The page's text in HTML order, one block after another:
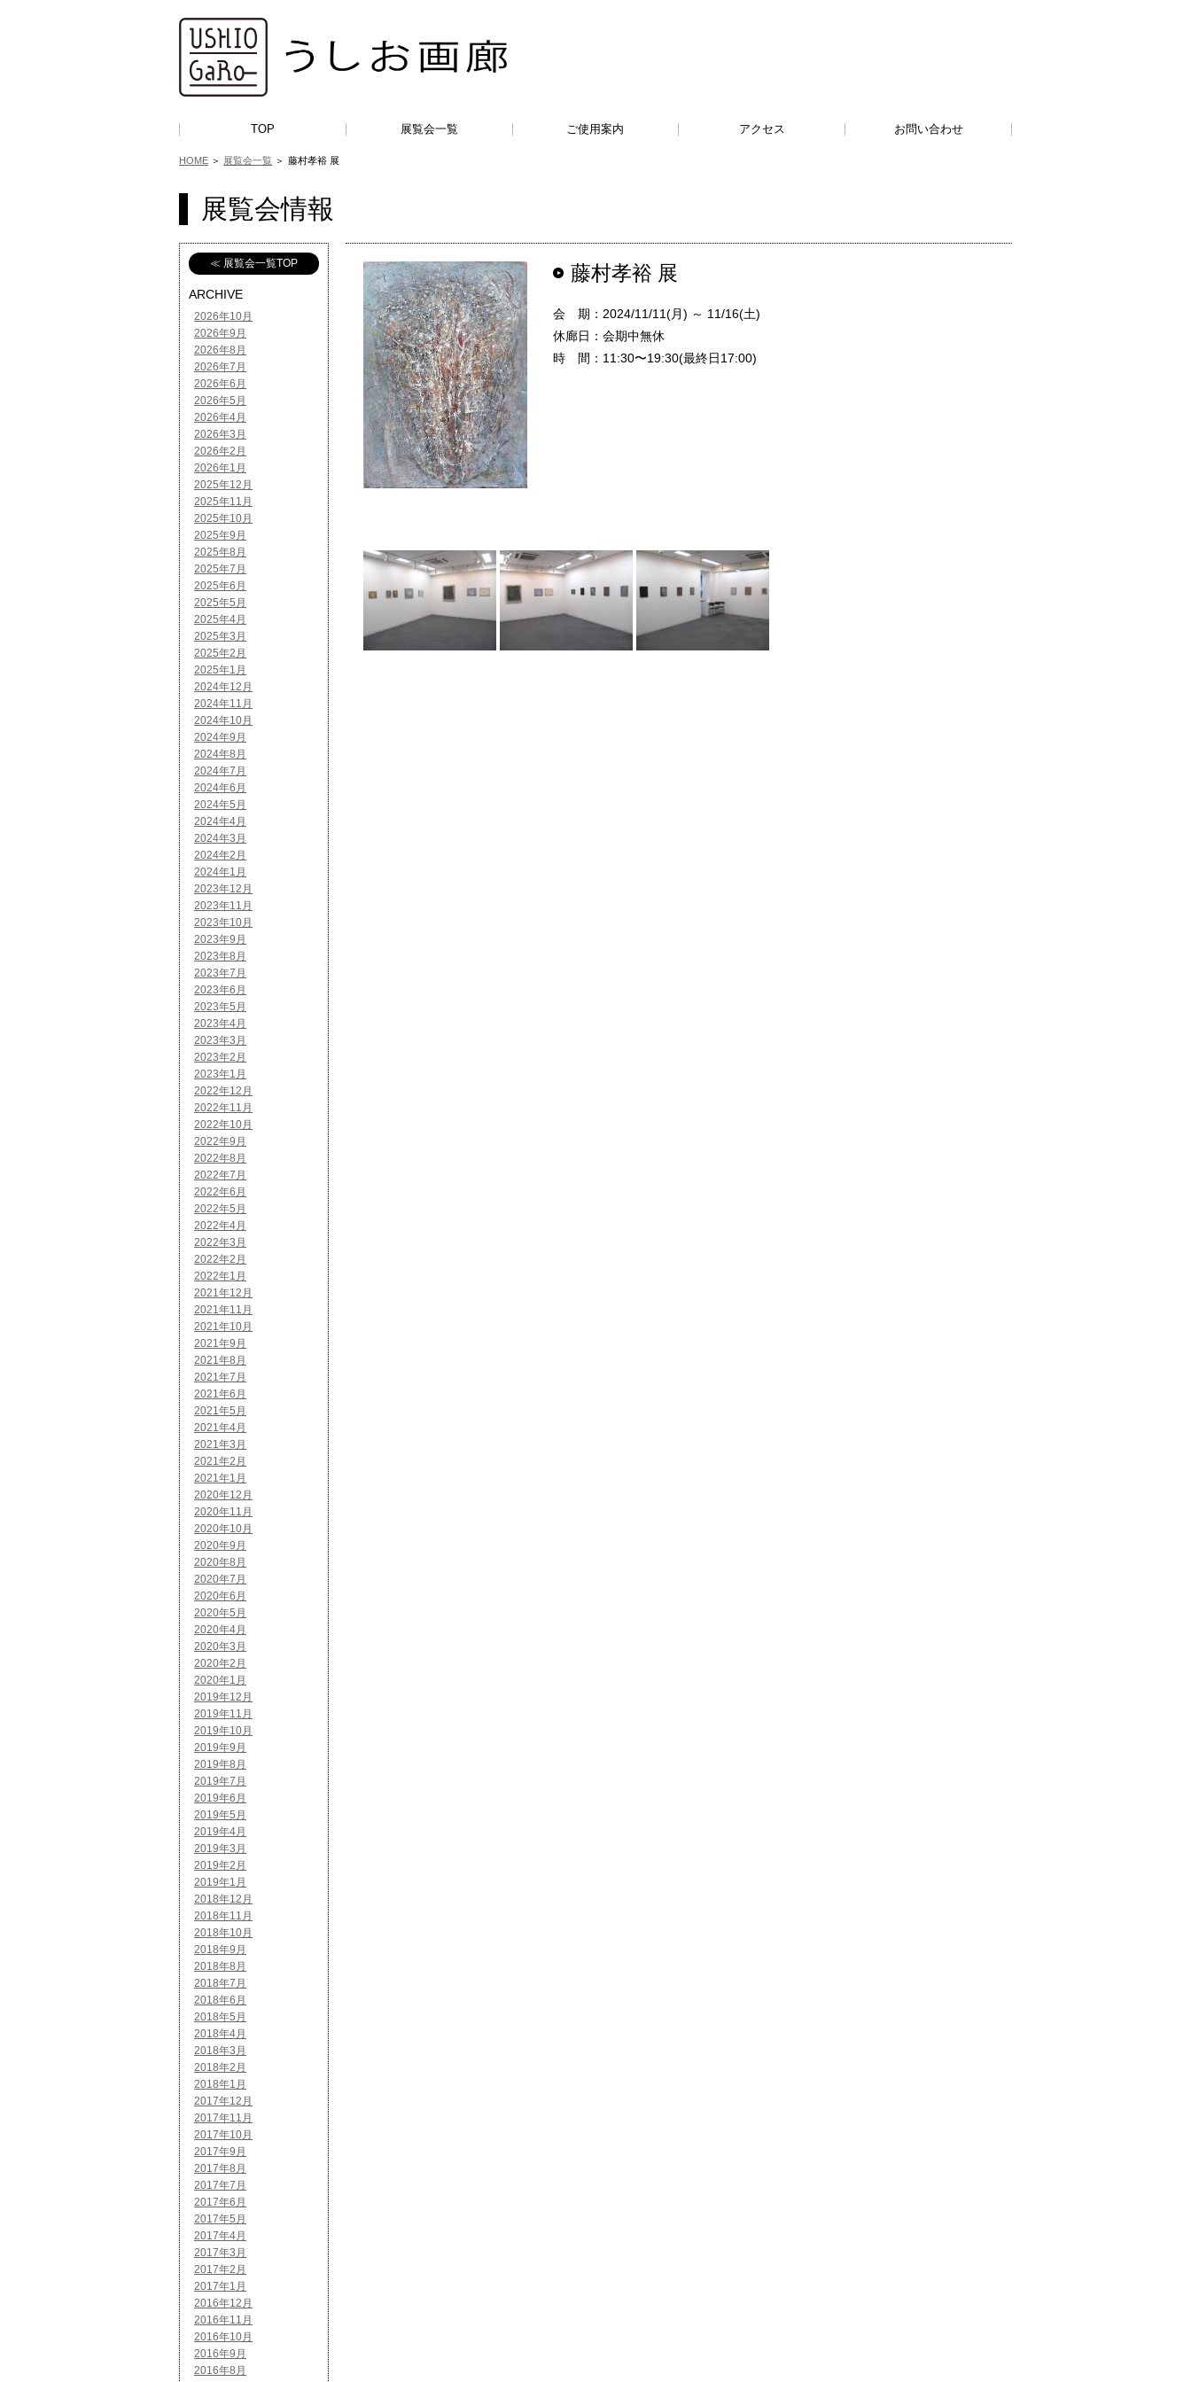
TOP 展覧会一覧 ご使用案内 アクセス お問い合わせ
HOME ＞ 展覧会一覧 ＞ 藤村孝裕 展
展覧会情報
藤村孝裕 展
会 期：2024/11/11(月) ～ 11/16(土)
休廊日：会期中無休
時 間：11:30〜19:30(最終日17:00)
≪ 展覧会一覧TOP
ARCHIVE
2026年10月
2026年9月
2026年8月
2026年7月
2026年6月
2026年5月
2026年4月
2026年3月
2026年2月
2026年1月
2025年12月
2025年11月
2025年10月
2025年9月
2025年8月
2025年7月
2025年6月
2025年5月
2025年4月
2025年3月
2025年2月
2025年1月
2024年12月
2024年11月
2024年10月
2024年9月
2024年8月
2024年7月
2024年6月
2024年5月
2024年4月
2024年3月
2024年2月
2024年1月
2023年12月
2023年11月
2023年10月
2023年9月
2023年8月
2023年7月
2023年6月
2023年5月
2023年4月
2023年3月
2023年2月
2023年1月
2022年12月
2022年11月
2022年10月
2022年9月
2022年8月
2022年7月
2022年6月
2022年5月
2022年4月
2022年3月
2022年2月
2022年1月
2021年12月
2021年11月
2021年10月
2021年9月
2021年8月
2021年7月
2021年6月
2021年5月
2021年4月
2021年3月
2021年2月
2021年1月
2020年12月
2020年11月
2020年10月
2020年9月
2020年8月
2020年7月
2020年6月
2020年5月
2020年4月
2020年3月
2020年2月
2020年1月
2019年12月
2019年11月
2019年10月
2019年9月
2019年8月
2019年7月
2019年6月
2019年5月
2019年4月
2019年3月
2019年2月
2019年1月
2018年12月
2018年11月
2018年10月
2018年9月
2018年8月
2018年7月
2018年6月
2018年5月
2018年4月
2018年3月
2018年2月
2018年1月
2017年12月
2017年11月
2017年10月
2017年9月
2017年8月
2017年7月
2017年6月
2017年5月
2017年4月
2017年3月
2017年2月
2017年1月
2016年12月
2016年11月
2016年10月
2016年9月
2016年8月